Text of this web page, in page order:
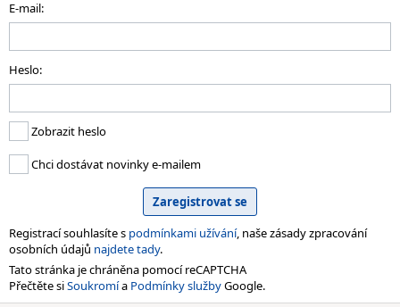
E-mail:
Heslo:
Zobrazit heslo
Chci dostávat novinky e-mailem
Registrací souhlasíte s podmínkami užívání, naše zásady zpracování
osobních údajů najdete tady.
Tato stránka je chráněna pomocí reCAPTCHA
Přečtěte siSoukromía Podmínky službyGoogle.